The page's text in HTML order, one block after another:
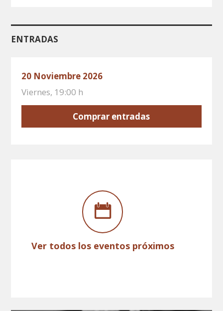
ENTRADAS
20 Noviembre 2026
Viernes, 19:00 h
Comprar entradas
Ver todos los eventos próximos